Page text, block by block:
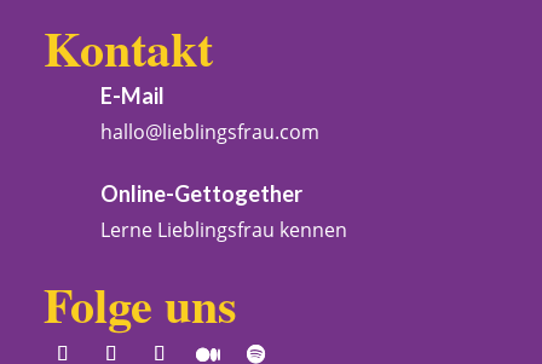
Kontakt
E-Mail
hallo@lieblingsfrau.com
Online-Gettogether
Lerne Lieblingsfrau kennen
Folge uns